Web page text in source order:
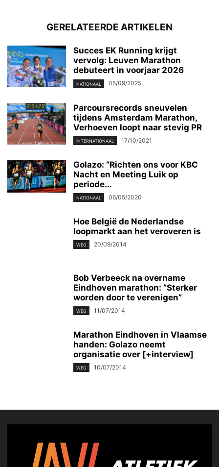
GERELATEERDE ARTIKELEN
Succes EK Running krijgt
vervolg: Leuven Marathon
debuteert in voorjaar 2026
NATIONAAL 05/09/2025
Parcoursrecords sneuvelen
tijdens Amsterdam Marathon,
Verhoeven loopt naar stevig PR
INTERNATIONAAL 17/10/2021
Golazo: “Richten ons voor KBC
Nacht en Meeting Luik op
periode...
NATIONAAL 06/05/2020
Hoe België de Nederlandse
loopmarkt aan het veroveren is
WEG 20/09/2014
Bob Verbeeck na overname
Eindhoven marathon: “Sterker
worden door te verenigen”
WEG 11/07/2014
Marathon Eindhoven in Vlaamse
handen: Golazo neemt
organisatie over [+interview]
WEG 10/07/2014